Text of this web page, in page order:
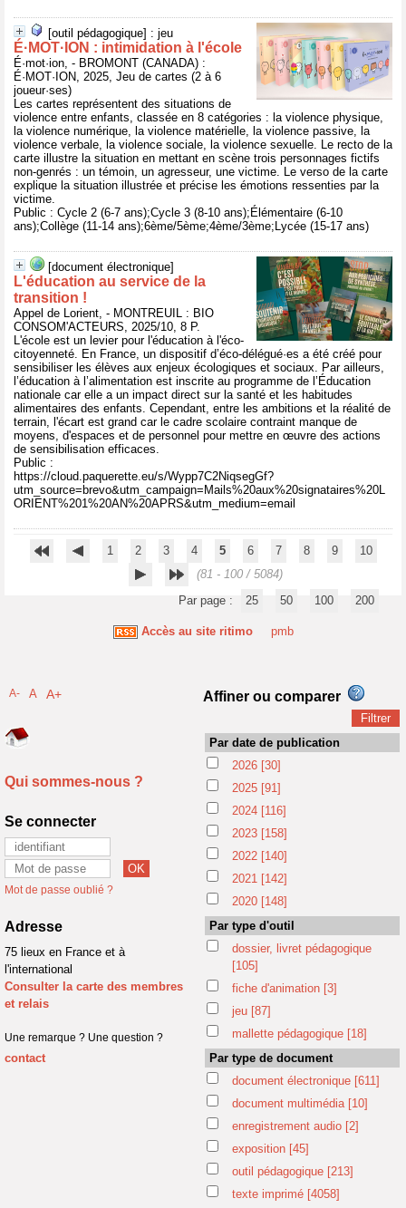
[outil pédagogique] : jeu
É·MOT·ION : intimidation à l'école
É·mot·ion, - BROMONT (CANADA) :
É·MOT·ION, 2025, Jeu de cartes (2 à 6
joueur·ses)
Les cartes représentent des situations de
violence entre enfants, classée en 8 catégories : la violence physique,
la violence numérique, la violence matérielle, la violence passive, la
violence verbale, la violence sociale, la violence sexuelle. Le recto de la
carte illustre la situation en mettant en scène trois personnages fictifs
non-genrés : un témoin, un agresseur, une victime. Le verso de la carte
explique la situation illustrée et précise les émotions ressenties par la
victime.
Public : Cycle 2 (6-7 ans);Cycle 3 (8-10 ans);Élémentaire (6-10
ans);Collège (11-14 ans);6ème/5ème;4ème/3ème;Lycée (15-17 ans)
[document électronique]
L'éducation au service de la
transition !
Appel de Lorient, - MONTREUIL : BIO
CONSOM'ACTEURS, 2025/10, 8 P.
L'école est un levier pour l'éducation à l'éco-
citoyenneté. En France, un dispositif d’éco-délégué·es a été créé pour
sensibiliser les élèves aux enjeux écologiques et sociaux. Par ailleurs,
l’éducation à l’alimentation est inscrite au programme de l’Éducation
nationale car elle a un impact direct sur la santé et les habitudes
alimentaires des enfants. Cependant, entre les ambitions et la réalité de
terrain, l'écart est grand car le cadre scolaire contraint manque de
moyens, d'espaces et de personnel pour mettre en œuvre des actions
de sensibilisation efficaces.
Public :
https://cloud.paquerette.eu/s/Wypp7C2NiqsegGf?
utm_source=brevo&utm_campaign=Mails%20aux%20signataires%20L
ORIENT%201%20AN%20APRS&utm_medium=email
1 2 3 4 5 6 7 8 9
10
(81 - 100 / 5084)
Par page :
25 50 100 200
Accès au site ritimo pmb
A- A A+
Qui sommes-nous ?
Se connecter
Mot de passe oublié ?
Adresse
75 lieux en France et à
l'international
Consulter la carte des membres
et relais
Une remarque ? Une question ?
contact
Affiner ou comparer
Par date de publication
2026 [30]
2025 [91]
2024 [116]
2023 [158]
2022 [140]
2021 [142]
2020 [148]
Par type d'outil
dossier, livret pédagogique
[105]
fiche d'animation [3]
jeu [87]
mallette pédagogique [18]
Par type de document
document électronique [611]
document multimédia [10]
enregistrement audio [2]
exposition [45]
outil pédagogique [213]
texte imprimé [4058]